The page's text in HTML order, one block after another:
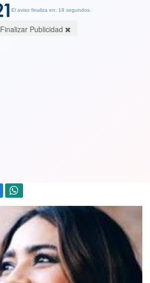
El aviso finaliza en: 19 segundos.
Finalizar Publicidad